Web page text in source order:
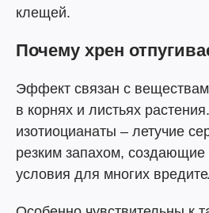
клещей.
Почему хрен
Эффект связан с
в корнях и листьях
изотиоцианаты – летучие
резким запахом, создающие
условия для многих